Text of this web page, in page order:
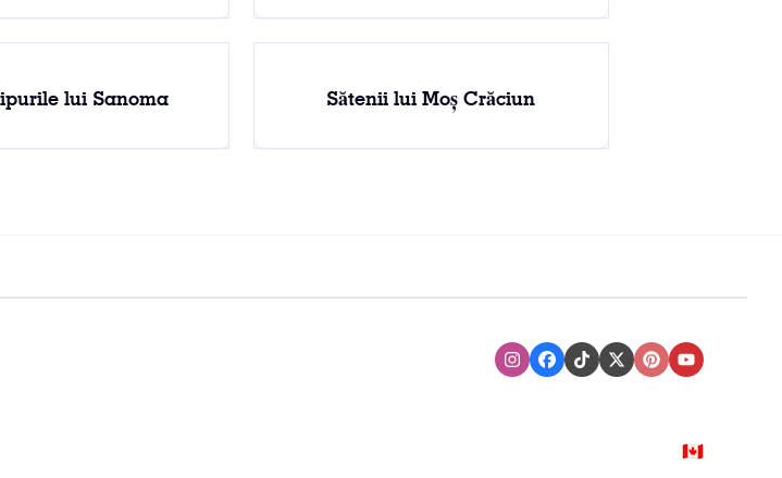
lui Sanoma Sătenii lui Moș Crăciun
InstagramFacebook
TikTokXTwitter
PinterestYoutube
🇨🇦